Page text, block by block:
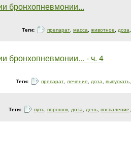
бронхопневмонии...
Теги: препарат, масса, животное, доза,
бронхопневмонии... - ч. 4
Теги: препарат, лечение, доза, выпускать,
Теги: путь, порошок, доза, день, воспаление,